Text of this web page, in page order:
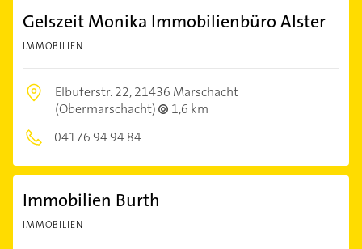
Gelszeit Monika Immobilienbüro Alster
IMMOBILIEN
Elbuferstr. 22,21436 Marschacht
(Obermarschacht)
1,6 km
04176 94 94 84
Immobilien Burth
IMMOBILIEN